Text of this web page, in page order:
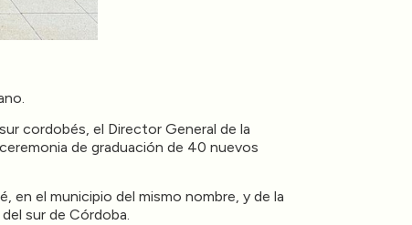
cordobés, el Director General de la
de graduación de 40 nuevos
en el municipio del mismo nombre, y de la
sur de Córdoba.